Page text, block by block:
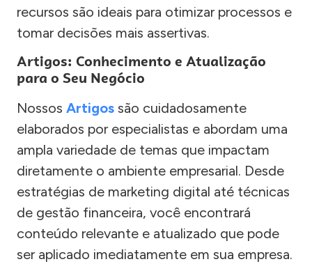
recursos são ideais para otimizar processos e
tomar decisões mais assertivas.
Artigos: Conhecimento e Atualização
para o Seu Negócio
Nossos Artigos são cuidadosamente
elaborados por especialistas e abordam uma
ampla variedade de temas que impactam
diretamente o ambiente empresarial. Desde
estratégias de marketing digital até técnicas
de gestão financeira, você encontrará
conteúdo relevante e atualizado que pode
ser aplicado imediatamente em sua empresa.